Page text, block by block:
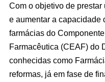
Com o objetivo de
e aumentar a capacidade
farmácias do
Farmacêutica (CEAF) do
conhecidas como
reformas, já em fase de